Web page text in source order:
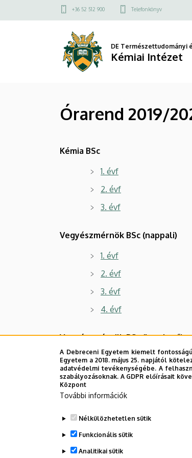
Órarend
2019/2020.
a
Felső
menü
+36 52 512 900 Telefonkönyv
DE Természettudományi
Kémiai Intézet
Órarend 2019/
Kémia BSc
1. évf
2. évf
3. évf
Vegyészmérnök BSc (nappali)
1. évf
2. évf
3. évf
4. évf
Vegyészmérnök BSc (levelező)
1. évf
2. évf
3. évf
Vegyészmérnök BSc
A Debreceni Egyetem kiemelt
Egyetem a 2018. május 25. napjától
adatvédelmi tevékenységébe. A
szabályozásoknak. A GDPR előírásait
Központ
További információk
Nélkülözhetetlen sütik
Funkcionális sütik
Analitikai sütik